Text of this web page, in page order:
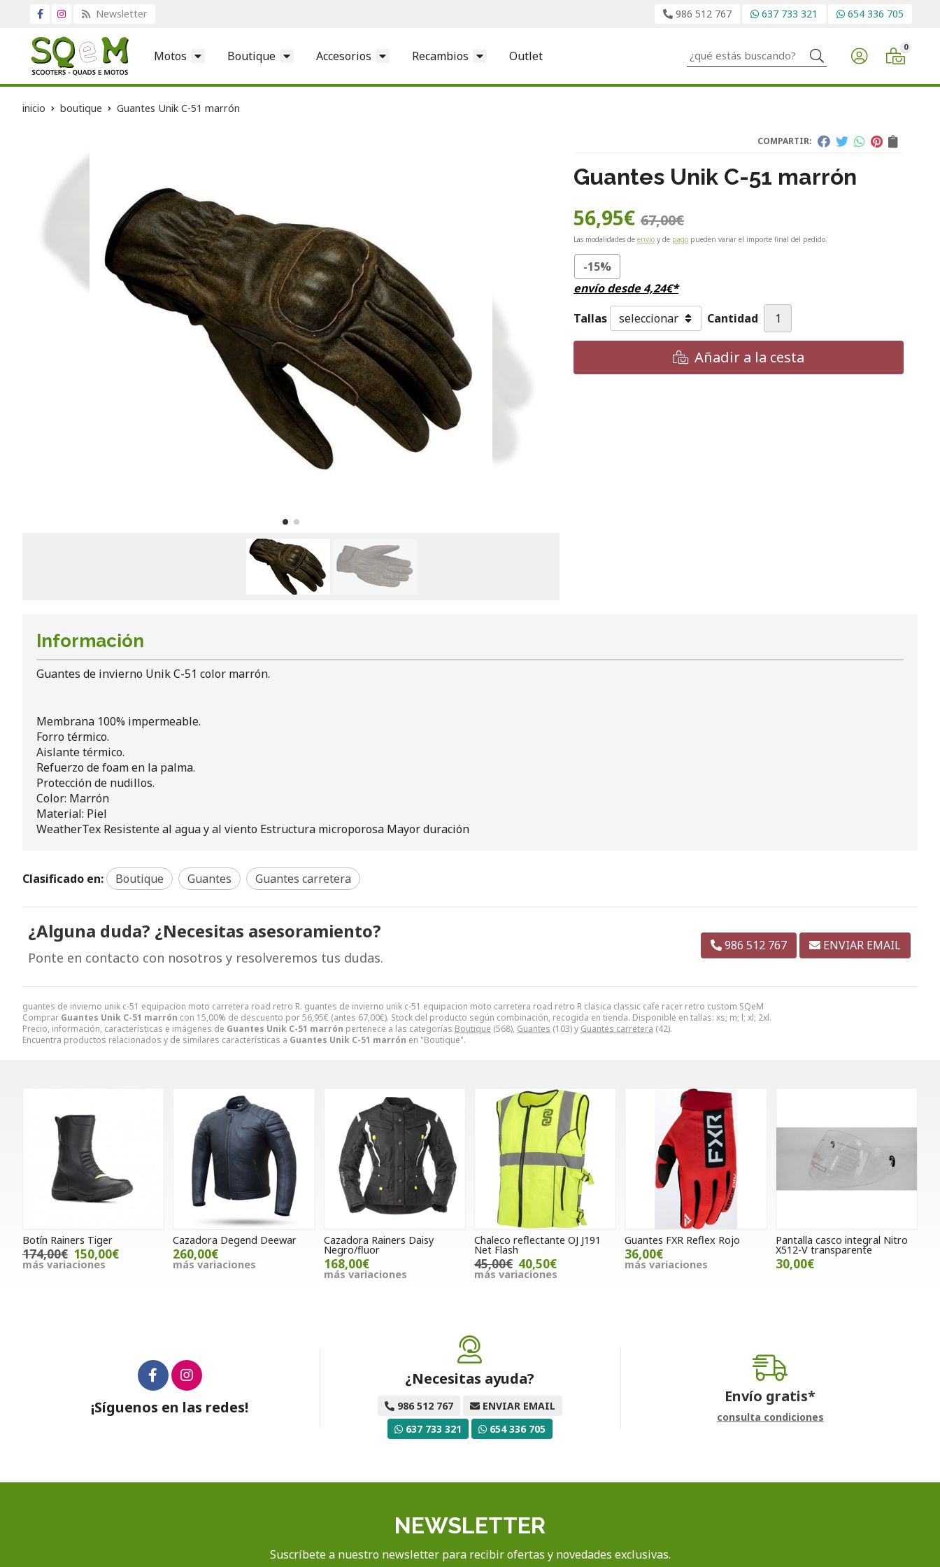
Newsletter 986 512 767 637 733 321 654 336 705
Motos Boutique Accesorios Recambios Outlet Buscar 0
inicio boutique Guantes Unik C-51 marrón
COMPARTIR:
Guantes Unik C-51 marrón
56,95€ 67,00€
Las modalidades de envío y de pago pueden variar el importe final del pedido.
-15%
envío desde4,24€*
Tallas
Cantidad
Añadir a la cesta
guantes de invierno unik c-51 equipacion moto carretera road retro R. guantes de invierno unik c-51 equipacion moto carretera road retro R clasica classic cafe racer retro custom SQeM
Comprar Guantes Unik C-51 marrón con 15,00% de descuento por56,95€ (antes 67,00€). Stock del producto según combinación, recogida en tienda. Disponible en tallas: xs; m; l; xl; 2xl.
Precio, información, características e imágenes de Guantes Unik C-51 marrón pertenece a las categorías Boutique (568), Guantes (103) y Guantes carretera (42).
Encuentra productos relacionados y de similares características a Guantes Unik C-51 marrón en "Boutique".
Información
Guantes de invierno Unik C-51 color marrón.
Membrana 100% impermeable.
Forro térmico.
Aislante térmico.
Refuerzo de foam en la palma.
Protección de nudillos.
Color: Marrón
Material: Piel
WeatherTex Resistente al agua y al viento Estructura microporosa Mayor duración
Clasificado en: Boutique Guantes Guantes carretera
¿Alguna duda? ¿Necesitas asesoramiento?
Ponte en contacto con nosotros y resolveremos tus dudas.
986 512 767 ENVIAR EMAIL
Botín Rainers Tiger
174,00€ 150,00€
más variaciones
Cazadora Degend Deewar
260,00€
más variaciones
Cazadora Rainers Daisy
Negro/fluor
168,00€
más variaciones
Chaleco reflectante OJ J191
Net Flash
45,00€ 40,50€
más variaciones
Guantes FXR Reflex Rojo
36,00€
más variaciones
Pantalla casco integral Nitro
X512-V transparente
30,00€
¡Síguenos en las redes!
¿Necesitas ayuda?
986 512 767
ENVIAR EMAIL
637 733 321
654 336 705
Envío gratis*
consulta condiciones
NEWSLETTER
Suscríbete a nuestro newsletter para recibir ofertas y novedades exclusivas.